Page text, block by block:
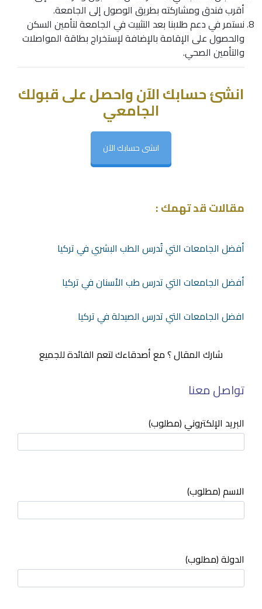
أقرب فندق ومشاركته بطريق الوصول إلى الجامعة.
نستمر في دعم طلابنا بعد التثبيت في الجامعة لتأمين السكن
والحصول على الإقامة بالإضافة لإستخراج بطاقة المواصلات
والتأمين الصحي.
انشئ حسابك الآن واحصل على قبولك
الجامعي
انشى حسابك الآن
مقالات قد تهمك :
أفضل الجامعات التي تُدرس الطب البشري في تركيا
أفضل الجامعات التي تدرس طب الأسنان في تركيا
افضل الجامعات التي تدرس الصيدلة في تركيا
شارك المقال ؟ مع أصدقاءك لتعم الفائدة للجميع
تواصل معنا
البريد الإلكتروني (مطلوب)
الاسم (مطلوب)
الدولة (مطلوب)